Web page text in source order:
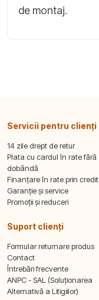
de montaj.
Servicii pentru clienți
14 zile drept de retur
Plata cu cardul în rate fără
dobândă
Finanțare în rate prin credit
Garanție și service
Promoții și reduceri
Suport clienți
Formular returnare produs
Contact
Întrebări frecvente
ANPC - SAL (Soluționarea
Alternativă a Litigiilor)